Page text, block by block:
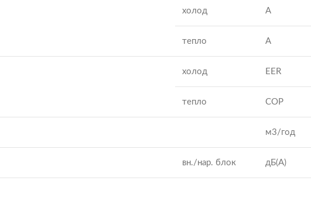
холод А
тепло А
холод EER
тепло COP
м3/год
вн./нар. блок дБ(А)